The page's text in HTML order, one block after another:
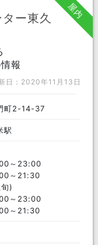
屋内
ー東久
報
日：2020年11月13日
町2-14-37
駅
～23:00
～21:30
)
～23:00
～21:30